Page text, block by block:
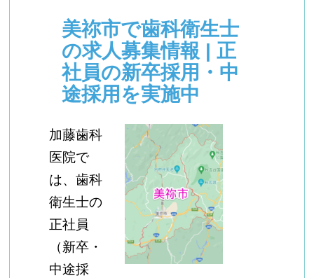
美祢市で歯科衛生士
の求人募集情報 | 正
社員の新卒採用・中
途採用を実施中
加藤歯科
医院で
は、歯科
衛生士の
正社員
（新卒・
中途採